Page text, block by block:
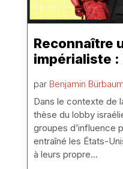
Reconnaître
impérialiste :
par Benjamin
Dans le contexte de
thèse du lobby
groupes d’influence
entraîné les États-
à leurs propre...